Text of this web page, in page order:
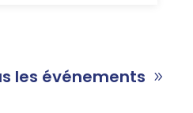
les événements